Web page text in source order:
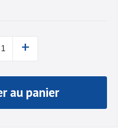
+
au panier